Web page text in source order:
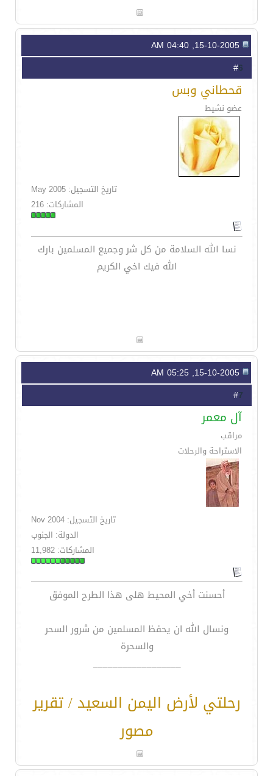
6
قحطاني وبس
عضو نشيط
تاريخ التسجيل: May 2005
المشاركات: 216
نسا الله السلامة من كل شر وجميع المسلمين بارك
الله فيك اخي الكريم
7
آل معمر
مراقب
الاستراحة والرحلات
تاريخ التسجيل: Nov 2004
الدولة: الجنوب
المشاركات: 11,982
أحسنت أخي المحيط هلى هذا الطرح الموفق
ونسال الله ان يحفظ المسلمين من شرور السحر
والسحرة
__________________
رحلتي لأرض اليمن السعيد / تقرير
مصور